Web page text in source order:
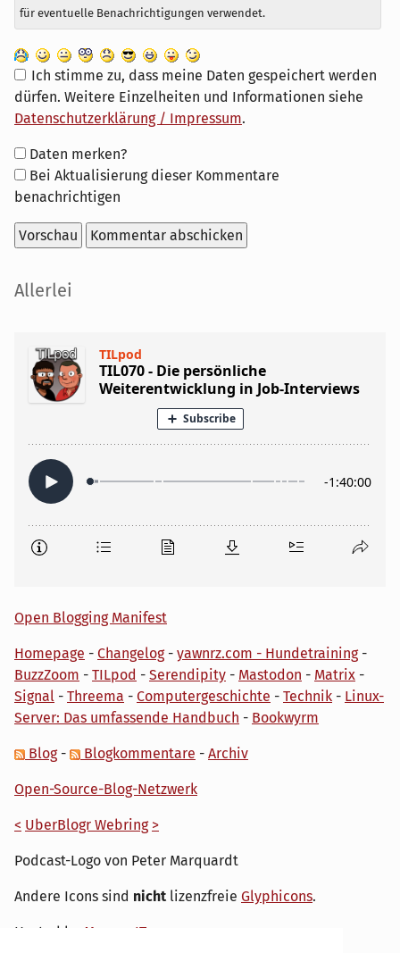
für eventuelle Benachrichtigungen verwendet.
Ich stimme zu, dass meine Daten gespeichert werden
dürfen. Weitere Einzelheiten und Informationen siehe
Datenschutzerklärung / Impressum.
Formular-
Optionen
Daten merken?
Bei Aktualisierung dieser Kommentare
benachrichtigen
Seitenleiste
Allerlei
Open Blogging Manifest
Homepage - Changelog- yawnrz.com - Hundetraining-
BuzzZoom - TILpod - Serendipity - Mastodon - Matrix -
Signal - Threema - Computergeschichte - Technik - Linux-
Server: Das umfassende Handbuch - Bookwyrm
Blog- Blogkommentare - Archiv
Open-Source-Blog-Netzwerk
< UberBlogr Webring >
Podcast-Logo von Peter Marquardt
Andere Icons sind nicht lizenzfreie Glyphicons.
Hosted by My own IT.